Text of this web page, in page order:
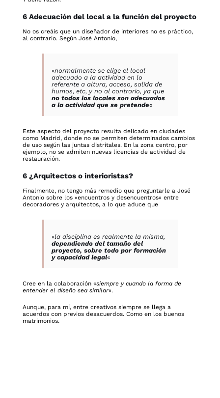
6 Adecuación del local a la función del proyecto
No os creáis que un diseñador de interiores no es práctico,
al contrario. Según José Antonio,
«normalmente se elige el local
adecuado a la actividad en lo
referente a altura, acceso, salida de
humos, etc, y no al contrario, ya que
no todos los locales son adecuados
a la actividad que se pretende«
Este aspecto del proyecto resulta delicado en ciudades
como Madrid, donde no se permiten determinados cambios
de uso según las juntas distritales. En la zona centro, por
ejemplo, no se admiten nuevas licencias de actividad de
restauración.
6 ¿Arquitectos o interioristas?
Finalmente, no tengo más remedio que preguntarle a José
Antonio sobre los «encuentros y desencuentros» entre
decoradores y arquitectos, a lo que aduce que
«la disciplina es realmente la misma,
dependiendo del tamaño del
proyecto, sobre todo por formación
y capacidad legal«
Cree en la colaboración «siempre y cuando la forma de
entender el diseño sea similar«.
Aunque, para mí, entre creativos siempre se llega a
acuerdos con previos desacuerdos. Como en los buenos
matrimonios.